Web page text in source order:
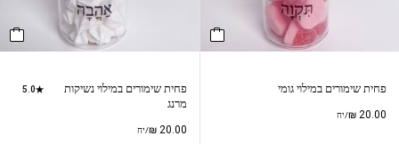
פחית שימורים במילוי גומי
₪ 20.00 /יח
פחית שימורים במילוי נשיקות
מרנג
5.0
₪20.00 /יח